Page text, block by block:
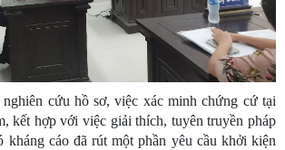
cứu hồ sơ, việc xác minh chứng cứ tại
kết hợp với việc giải thích, tuyên truyền pháp
kháng cáo đã rút một phần yêu cầu khởi kiện